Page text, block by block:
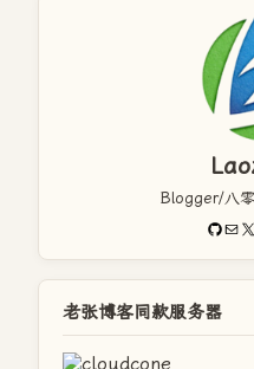
Blogger/八
GitHub
电子邮件X
老张博客同款服务器